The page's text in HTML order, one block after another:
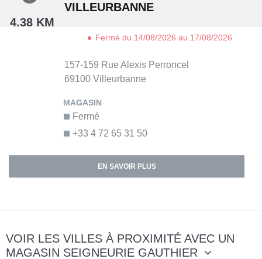
4.38 KM
VILLEURBANNE
157-159 Rue Alexis Perroncel
69100 Villeurbanne
+33 4 72 65 31 50
Fermé
Fermé du 14/08/2026 au 17/08/2026
EN SAVOIR PLUS
VOIR LES VILLES À PROXIMITÉ AVEC UN
MAGASIN SEIGNEURIE GAUTHIER